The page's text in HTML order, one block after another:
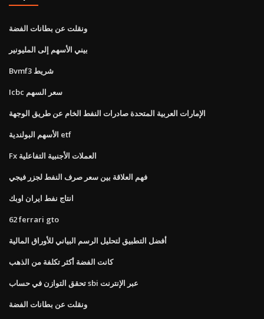
ونقلت عن بطانات الفضة
بيني الأسهم إلى المليونير
Bvmf3 شريط
Icbc سعر السهم
الإمارات العربية المتحدة صادرات النفط الخام عن طريق الوجهة
الأسهم البولندية etf
Fx العملات الأجنبية التفاعلية
فهم العلاقة بين سعر صرف النفط لجزر فيجي
انتاج نفط ايران اوبك
62 ferrari gto
أفضل التطبيق لتحليل الرسم البياني للأوراق المالية
كانت الفضة أكثر تكلفة من الذهب
تحقق التوازن في حساب sbi عبر الإنترنت
ونقلت عن بطانات الفضة